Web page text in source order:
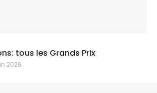
tous les Grands Prix
2026